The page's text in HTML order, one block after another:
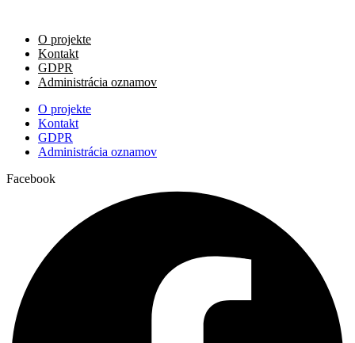
Šútovce
16:00
17:00
+ František Zubaj
07:00
+ Jozef a Jozefína Solárik
Bojnice
O projekte
Kontakt
GDPR
Administrácia oznamov
O projekte
Kontakt
GDPR
Administrácia oznamov
Facebook